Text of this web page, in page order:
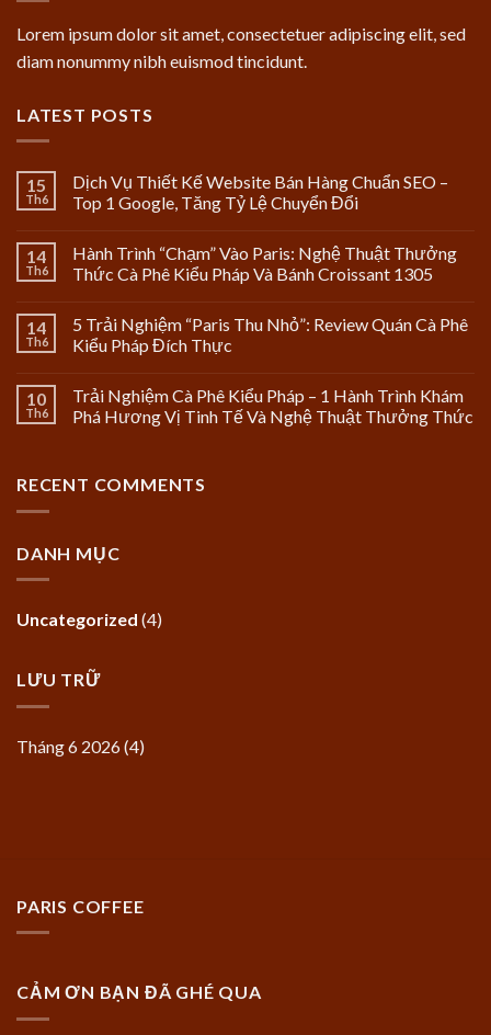
Lorem ipsum dolor sit amet, consectetuer adipiscing elit, sed
diam nonummy nibh euismod tincidunt.
LATEST POSTS
15
Th6
Dịch Vụ Thiết Kế Website Bán Hàng Chuẩn SEO –
Top 1 Google, Tăng Tỷ Lệ Chuyển Đổi
14
Th6
Hành Trình “Chạm” Vào Paris: Nghệ Thuật Thưởng
Thức Cà Phê Kiểu Pháp Và Bánh Croissant 1305
14
Th6
5 Trải Nghiệm “Paris Thu Nhỏ”: Review Quán Cà Phê
Kiểu Pháp Đích Thực
10
Th6
Trải Nghiệm Cà Phê Kiểu Pháp – 1 Hành Trình Khám
Phá Hương Vị Tinh Tế Và Nghệ Thuật Thưởng Thức
RECENT COMMENTS
DANH MỤC
Uncategorized (4)
LƯU TRỮ
Tháng 6 2026(4)
PARIS COFFEE
CẢM ƠN BẠN ĐÃ GHÉ QUA